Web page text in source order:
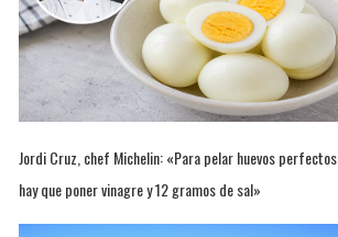
Jordi Cruz, chef Michelin: «Para pelar huevos perfectos
hay que poner vinagre y 12 gramos de sal»